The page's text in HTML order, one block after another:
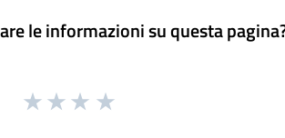
le informazioni su questa